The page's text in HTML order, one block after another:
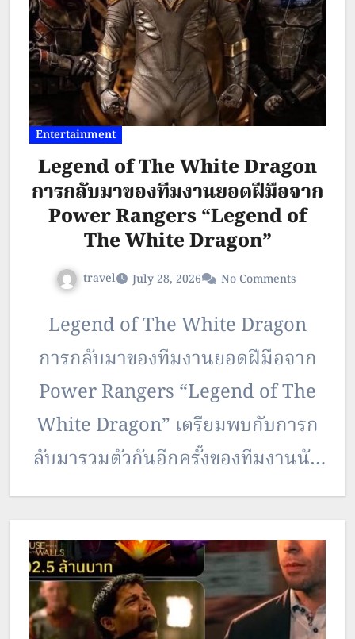
Entertainment
Legend of The White Dragon
การกลับมาของทีมงานยอดฝีมือจาก
Power Rangers “Legend of
The White Dragon”
travel July 28, 2026 No Comments
Legend of The White Dragon
การกลับมาของทีมงานยอดฝีมือจาก
Power Rangers “Legend of The
White Dragon” เตรียมพบกับการก
ลับมารวมตัวกันอีกครั้งของทีมงานนัก
แสดงจาก Power Rangers อาทิ 2
แฟรงค์” และ “ไมเคิล แมดเซน”
พร้อมกับ เจสัน ฟอนต์ ,เซรีนา วิน
เซนต์…